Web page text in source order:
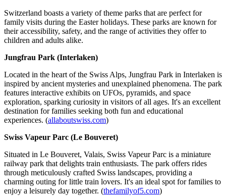
Switzerland boasts a variety of theme parks that are perfect for
family visits during the Easter holidays. These parks are known for
their accessibility, safety, and the range of activities they offer to
children and adults alike.
Jungfrau Park (Interlaken)
Located in the heart of the Swiss Alps, Jungfrau Park in Interlaken is
inspired by ancient mysteries and unexplained phenomena. The park
features interactive exhibits on UFOs, pyramids, and space
exploration, sparking curiosity in visitors of all ages. It's an excellent
destination for families seeking both fun and educational
experiences. (allaboutswiss.com)
Swiss Vapeur Parc (Le Bouveret)
Situated in Le Bouveret, Valais, Swiss Vapeur Parc is a miniature
railway park that delights train enthusiasts. The park offers rides
through meticulously crafted Swiss landscapes, providing a
charming outing for little train lovers. It's an ideal spot for families to
enjoy a leisurely day together. (thefamilyof5.com)